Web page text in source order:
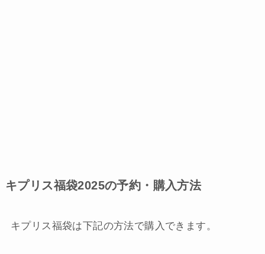
キプリス福袋2025の予約・購入方法
キプリス福袋は下記の方法で購入できます。